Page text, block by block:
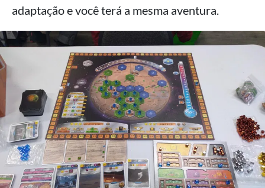
adaptação e você terá a mesma aventura.